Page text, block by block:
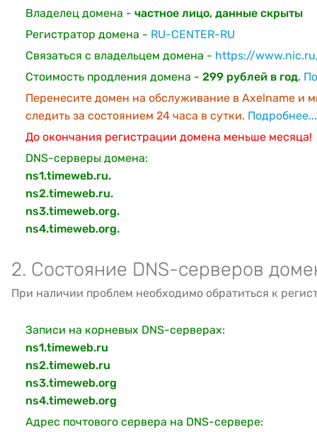
Владелец домена - частное лицо, данные скрыты
Регистратор домена - RU-CENTER-RU
Связаться с владельцем домена - https://
Стоимость продления домена - 299 рублей в год.
Перенесите домен на обслуживание в Axelname и
следить за состоянием 24 часа в сутки. Подробнее...
До окончания регистрации домена меньше месяца!
DNS-серверы домена:
ns1.timeweb.ru.
ns2.timeweb.ru.
ns3.timeweb.org.
ns4.timeweb.org.
2. Состояние DNS-серверов
При наличии проблем необходимо обратиться к
Записи на корневых DNS-серверах:
ns1.timeweb.ru
ns2.timeweb.ru
ns3.timeweb.org
ns4.timeweb.org
Адрес почтового сервера на DNS-сервере: